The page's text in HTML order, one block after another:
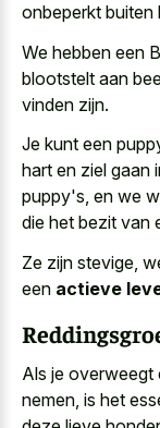
onbeperkt buiten
We hebben een
blootstelt aan
vinden zijn.
Je kunt een
hart en ziel gaan
puppy's, en we
die het bezit van
Ze zijn stevige,
een actieve
Als je overweegt
nemen, is het